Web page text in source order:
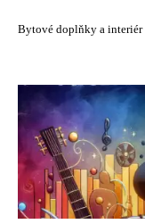
Bytové doplňky a interiér